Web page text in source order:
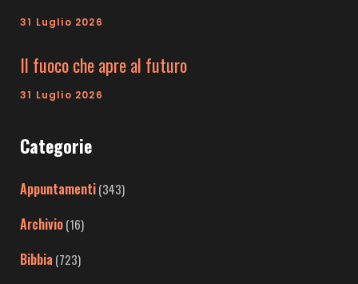
31 Luglio 2026
Il fuoco che apre al futuro
31 Luglio 2026
Categorie
Appuntamenti(343)
Archivio(16)
Bibbia (723)